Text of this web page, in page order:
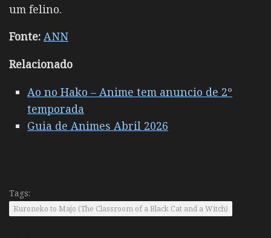
um felino.
Fonte: ANN
Relacionado
Ao no Hako – Anime tem anuncio de 2º
temporada
Guia de Animes Abril 2026
Tags:
Kuroneko to Majo (The Classroom of a Black Cat and a Witch)